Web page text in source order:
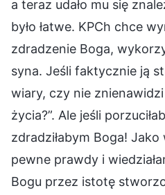
a teraz udało mu się
było łatwe. KPCh chce
zdradzenie Boga,
syna. Jeśli faktycznie ją
wiary, czy nie
życia?”. Ale jeśli
zdradziłabym Boga! Jako
pewne prawdy i
Bogu przez istotę